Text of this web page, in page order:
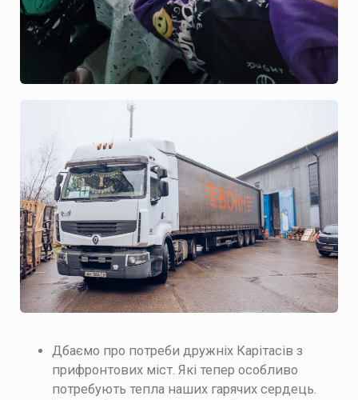
Дбаємо про потреби дружніх Карітасів з
прифронтових міст. Які тепер особливо
потребують тепла наших гарячих сердець.